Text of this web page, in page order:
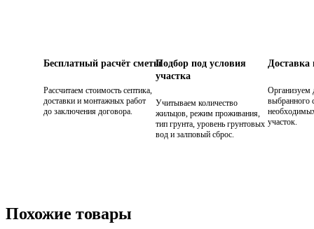
Бесплатный расчёт сметы
Рассчитаем стоимость септика,
доставки и монтажных работ
до заключения договора.
Подбор под условия
участка
Учитываем количество
жильцов, режим проживания,
тип грунта, уровень грунтовых
вод и залповый сброс.
Организуем
выбранного
участок.
Похожие товары